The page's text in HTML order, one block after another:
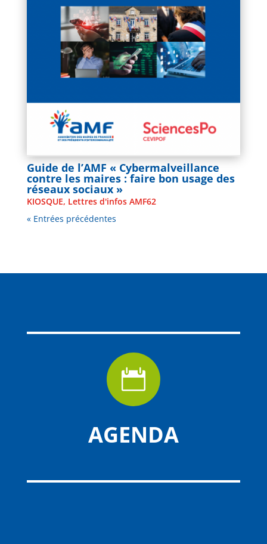
Guide de l’AMF « Cybermalveillance
contre les maires : faire bon usage des
réseaux sociaux »
KIOSQUE, Lettres d'infos AMF62
« Entrées précédentes

AGENDA